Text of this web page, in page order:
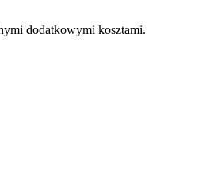
dodatkowymi kosztami.